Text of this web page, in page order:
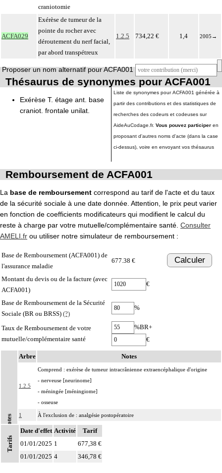
craniotomie
ACFA029
Exérèse de tumeur de la
pointe du rocher avec
déroutement du nerf facial,
par abord transpétreux
1.2.5 734,22 € 1,4 2005 →
Proposer un nom alternatif pour ACFA001
Thésaurus de synonymes pour ACFA001
Exérèse T. étage ant. base
craniot. frontale unilat.
Liste de synonymes pour ACFA001 générée à
partir des contributions et des statistiques de
recherches des codeurs et codeuses sur
AideAuCodage.fr. Vous pouvez participer en
proposant d'autres noms d'acte (dans la case
ci-dessus), voire en envoyant vos thésaurus
Remboursement de ACFA001
La base de remboursement correspond au tarif de l'acte et du taux
de la sécurité sociale à une date donnée. Attention, le prix peut varier
en fonction de coefficients modificateurs qui modifient le calcul du
reste à charge par votre mutuelle/complémentaire santé. Consulter
AMELI.fr ou utiliser notre simulateur de remboursement :
Base de Remboursement (ACFA001) de
l'assurance maladie
677.38 € Calculer
Montant du devis ou de la facture (avec
ACFA001)
€
Base de Remboursement de la Sécurité
Sociale (BR ou BRSS) (?)
%
Taux de Remboursement de votre
mutuelle/complémentaire santé
%BR+
€
Notes
Arbre Notes
1.2.5
Comprend : exérèse de tumeur intracrânienne extraencéphalique d'origine
- nerveuse [neurinome]
- méningée [méningiome]
- osseuse
1 À l'exclusion de : analgésie postopératoire
1 Par intrathécal, on entend : dans l'espace subarachnoïdien.
1
Par infiltration anesthésique d'un nerf, on entend : injection d'un agent
Tarifs
Date d'effet Activité
Tarif
01/01/2025 1
677,38 €
01/01/2025 4 346,78 €